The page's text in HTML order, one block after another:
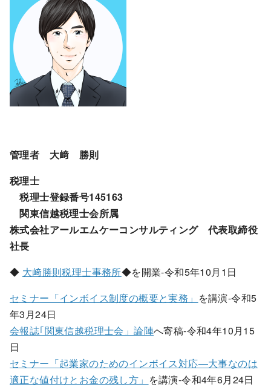
管理者 大﨑 勝則
税理士
税理士登録番号145163
関東信越税理士会所属
株式会社アールエムケーコンサルティング 代表取締役
社長
◆ 大﨑勝則税理士事務所◆を開業-令和5年10月1日
セミナー「インボイス制度の概要と実務」 を講演-令和5
年3月24日
会報誌｢関東信越税理士会」論陣へ寄稿-令和4年10月15
日
セミナー「起業家のためのインボイス対応―大事なのは
適正な値付けとお金の残し方」 を講演-令和4年6月24日